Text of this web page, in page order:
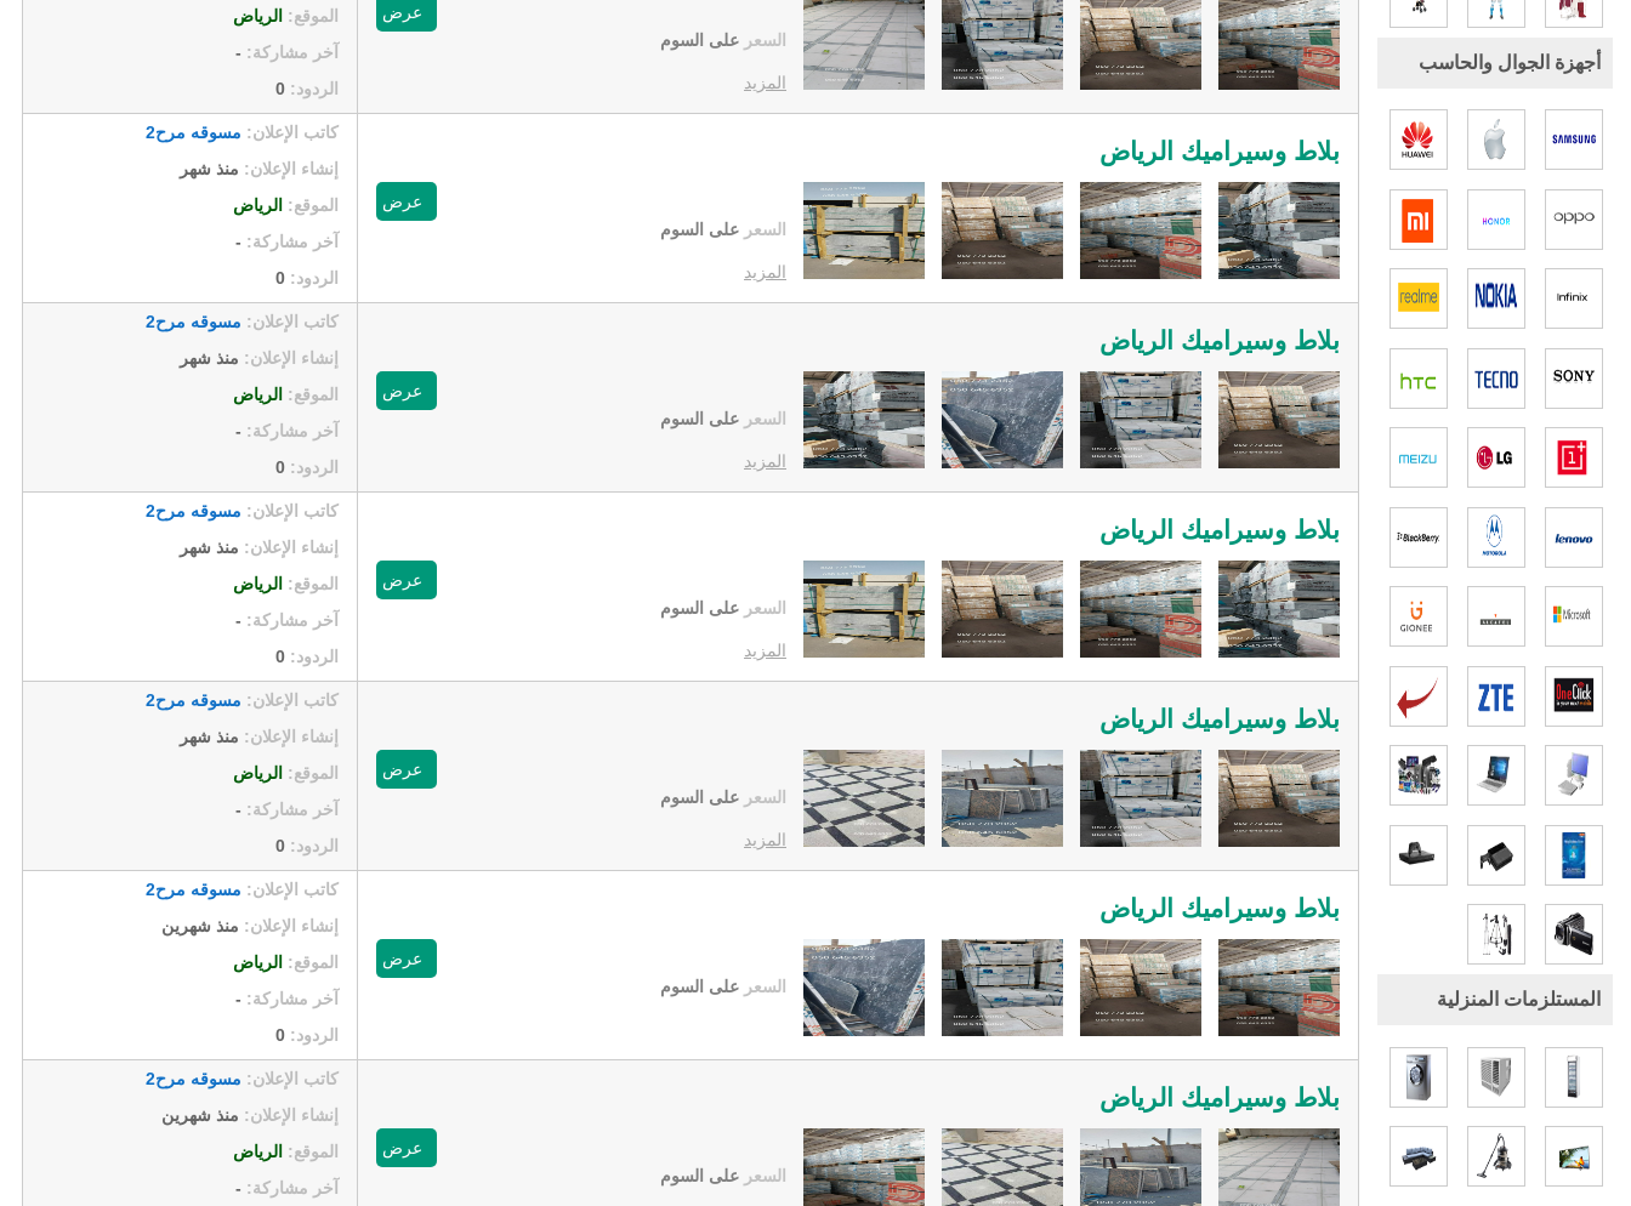
أجهزة الجوال والحاسب
المستلزمات المنزلية
المزيد
السعر على السوم
عرض
الموقع: الرياض
آخر مشاركة: -
الردود:0
بلاط وسيراميك الرياض
المزيد
السعر على السوم
عرض
كاتب الإعلان: مسوقه مرح2
إنشاء الإعلان: منذ شهر
الموقع: الرياض
آخر مشاركة: -
الردود:0
بلاط وسيراميك الرياض
المزيد
السعر على السوم
عرض
كاتب الإعلان: مسوقه مرح2
إنشاء الإعلان: منذ شهر
الموقع: الرياض
آخر مشاركة: -
الردود:0
بلاط وسيراميك الرياض
المزيد
السعر على السوم
عرض
كاتب الإعلان: مسوقه مرح2
إنشاء الإعلان: منذ شهر
الموقع: الرياض
آخر مشاركة: -
الردود:0
بلاط وسيراميك الرياض
المزيد
السعر على السوم
عرض
كاتب الإعلان: مسوقه مرح2
إنشاء الإعلان: منذ شهر
الموقع: الرياض
آخر مشاركة: -
الردود:0
بلاط وسيراميك الرياض
السعر على السوم
عرض
كاتب الإعلان: مسوقه مرح2
إنشاء الإعلان: منذ شهرين
الموقع: الرياض
آخر مشاركة: -
الردود:0
بلاط وسيراميك الرياض
السعر على السوم
عرض
كاتب الإعلان: مسوقه مرح2
إنشاء الإعلان: منذ شهرين
الموقع: الرياض
آخر مشاركة: -